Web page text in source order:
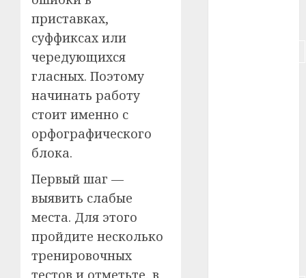
приставках,
суффиксах или
чередующихся
гласных. Поэтому
начинать работу
стоит именно с
орфографического
блока.
Первый шаг —
выявить слабые
места. Для этого
пройдите несколько
тренировочных